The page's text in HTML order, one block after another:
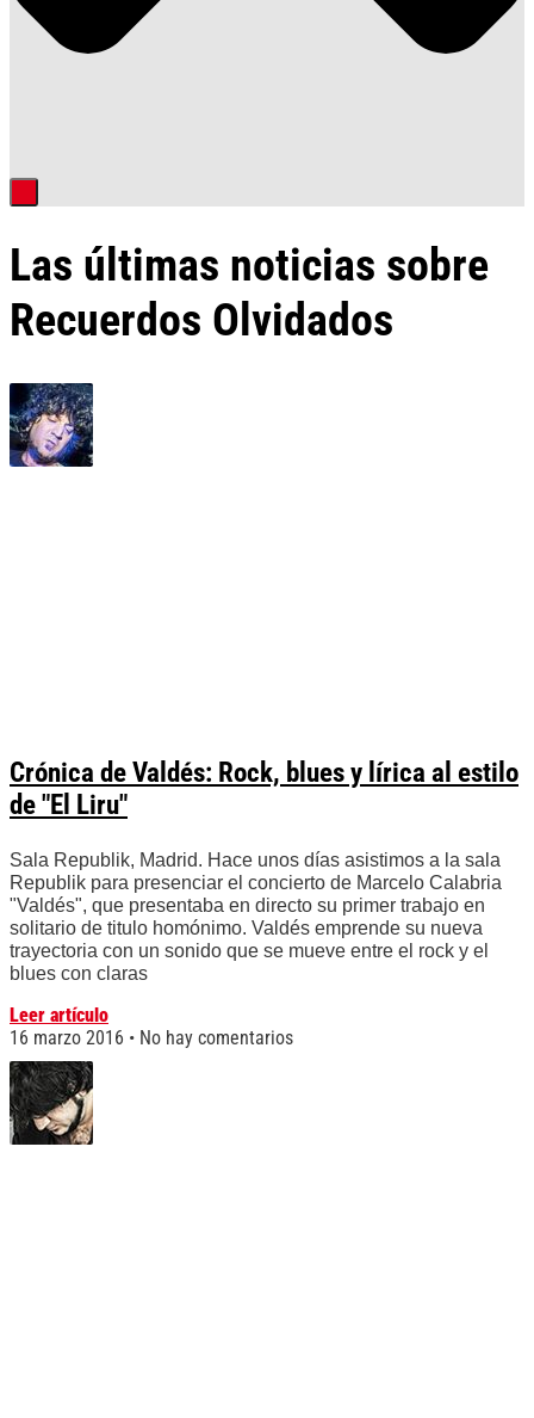
Las últimas noticias sobre
Recuerdos Olvidados
Crónica de Valdés: Rock, blues y lírica al estilo
de "El Liru"
Sala Republik, Madrid. Hace unos días asistimos a la sala
Republik para presenciar el concierto de Marcelo Calabria
"Valdés", que presentaba en directo su primer trabajo en
solitario de titulo homónimo. Valdés emprende su nueva
trayectoria con un sonido que se mueve entre el rock y el
blues con claras
Leer artículo
16 marzo 2016
No hay comentarios